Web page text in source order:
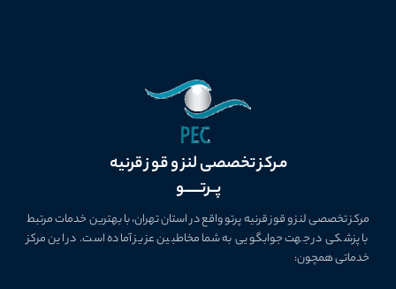
مـرکز تخصصی لنز و قوز قرنیه
پــرتــــــو
مرکز تخصصی لنز و قوز قرنیه پرتو واقع در استان تهران، با بهترین خدمات مرتبط
با پزشکی در جهت جوابگویی به شما مخاطبین عزیز آماده است. در این مرکز
خدماتی همچون: